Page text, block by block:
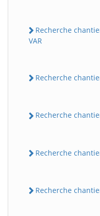
Recherche
VAR
Recherche
Recherche
Recherche
Recherche